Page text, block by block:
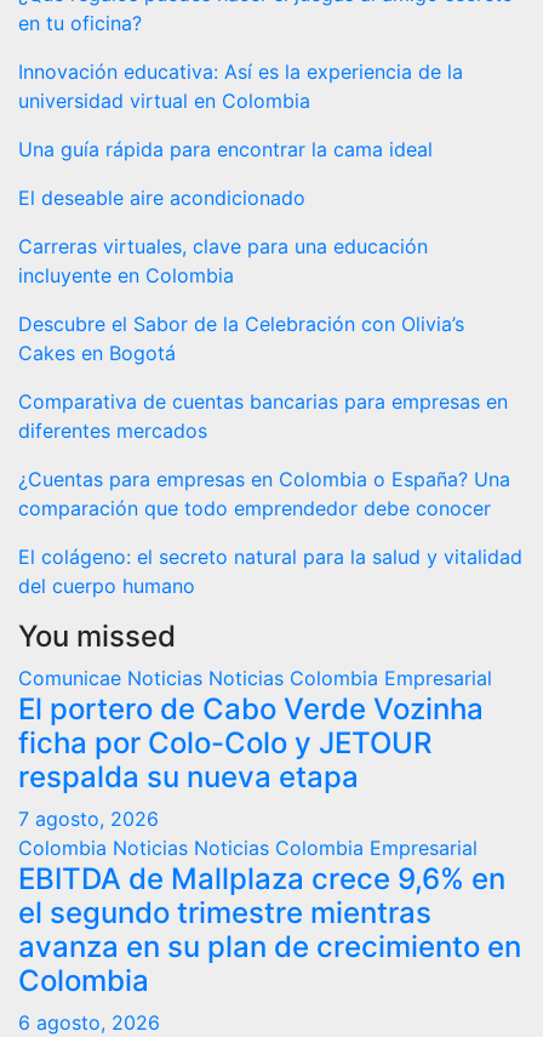
en tu oficina?
Innovación educativa: Así es la experiencia de la
universidad virtual en Colombia
Una guía rápida para encontrar la cama ideal
El deseable aire acondicionado
Carreras virtuales, clave para una educación
incluyente en Colombia
Descubre el Sabor de la Celebración con Olivia’s
Cakes en Bogotá
Comparativa de cuentas bancarias para empresas en
diferentes mercados
¿Cuentas para empresas en Colombia o España? Una
comparación que todo emprendedor debe conocer
El colágeno: el secreto natural para la salud y vitalidad
del cuerpo humano
You missed
Comunicae Noticias Noticias Colombia Empresarial
El portero de Cabo Verde Vozinha
ficha por Colo-Colo y JETOUR
respalda su nueva etapa
7 agosto, 2026
Colombia Noticias Noticias Colombia Empresarial
EBITDA de Mallplaza crece 9,6% en
el segundo trimestre mientras
avanza en su plan de crecimiento en
Colombia
6 agosto, 2026